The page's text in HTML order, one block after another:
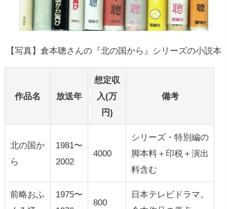
【写真】倉本聰さんの『北の国から』シリーズの小説本
作品名 放送年
想定収
入(万
円)
備考
北の国か
ら
1981〜
2002
4000
シリーズ・特別編の
脚本料＋印税＋演出
料含む
前略おふ
1975〜
800
日本テレビドラマ。